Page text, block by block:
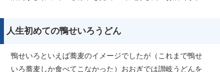
人生初めての鴨せいろうどん
鴨せいろといえば蕎麦のイメージでしたが（これまで鴨せ
いろ蕎麦しか食べてこなかった）おおぎでは讃岐うどんを